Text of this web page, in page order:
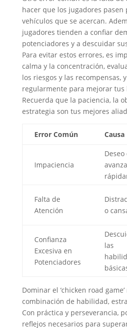
hacer que los jugadores pasen
vehículos que se acercan.
jugadores tienden a confiar
potenciadores y a descuidar
Para evitar estos errores, es
calma y la concentración,
los riesgos y las recompensas,
regularmente para mejorar tus
Recuerda que la paciencia, la
estrategia son tus mejores
Error Común Causa
Impaciencia
Deseo
Falta de
Atención
o
Confianza
Excesiva en
Potenciadores
las
Dominar el ‘chicken road
combinación de habilidad,
Con práctica y perseverancia,
reflejos necesarios para